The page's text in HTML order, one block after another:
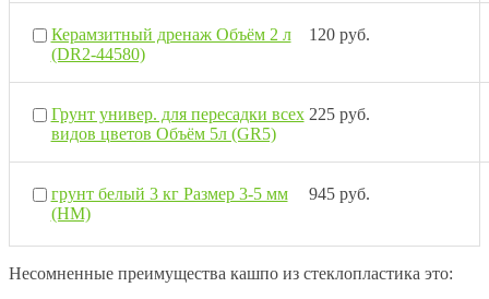
Керамзитный дренаж Объём 2 л
(DR2-44580)
120 руб.
Грунт универ. для пересадки всех
видов цветов Объём 5л (GR5)
225 руб.
грунт белый 3 кг Размер 3-5 мм
(НМ)
945 руб.
Несомненные преимущества кашпо из стеклопластика это: